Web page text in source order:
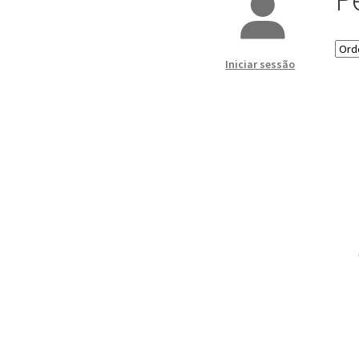
Iniciar sessão